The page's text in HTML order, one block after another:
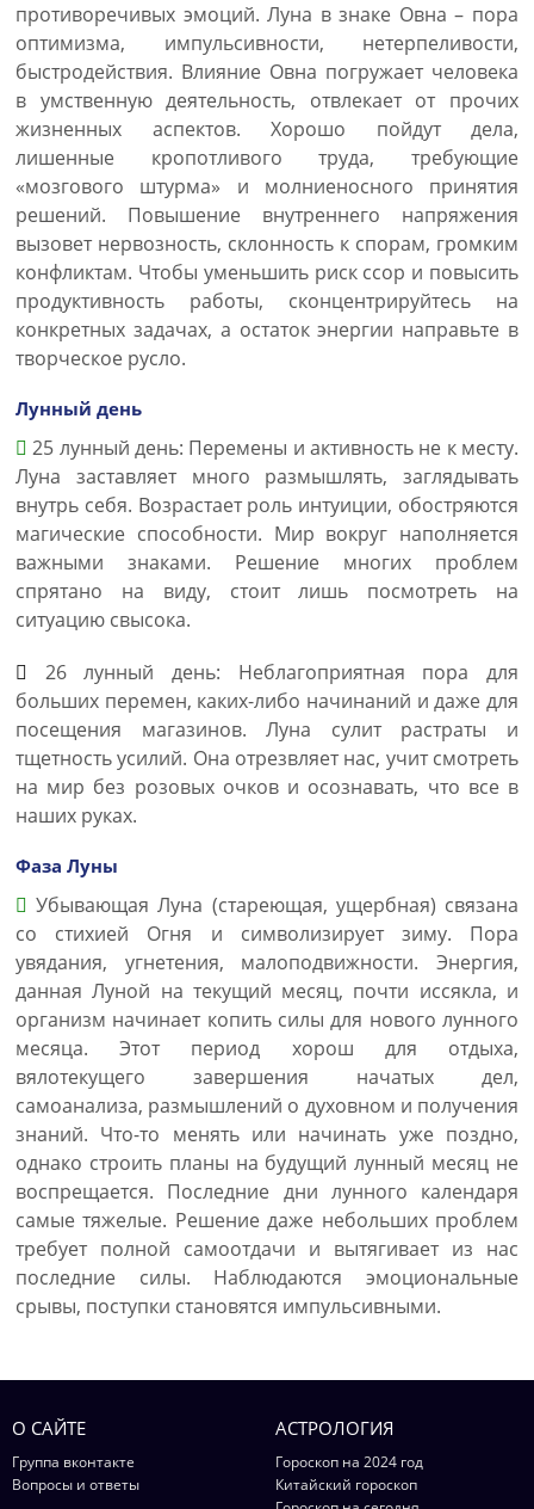
противоречивых эмоций. Луна в знаке Овна – пора
оптимизма, импульсивности, нетерпеливости,
быстродействия. Влияние Овна погружает человека
в умственную деятельность, отвлекает от прочих
жизненных аспектов. Хорошо пойдут дела,
лишенные кропотливого труда, требующие
«мозгового штурма» и молниеносного принятия
решений. Повышение внутреннего напряжения
вызовет нервозность, склонность к спорам, громким
конфликтам. Чтобы уменьшить риск ссор и повысить
продуктивность работы, сконцентрируйтесь на
конкретных задачах, а остаток энергии направьте в
творческое русло.
Лунный день
25 лунный день: Перемены и активность не к месту.
Луна заставляет много размышлять, заглядывать
внутрь себя. Возрастает роль интуиции, обостряются
магические способности. Мир вокруг наполняется
важными знаками. Решение многих проблем
спрятано на виду, стоит лишь посмотреть на
ситуацию свысока.
26 лунный день: Неблагоприятная пора для
больших перемен, каких-либо начинаний и даже для
посещения магазинов. Луна сулит растраты и
тщетность усилий. Она отрезвляет нас, учит смотреть
на мир без розовых очков и осознавать, что все в
наших руках.
Фаза Луны
Убывающая Луна (стареющая, ущербная) связана
со стихией Огня и символизирует зиму. Пора
увядания, угнетения, малоподвижности. Энергия,
данная Луной на текущий месяц, почти иссякла, и
организм начинает копить силы для нового лунного
месяца. Этот период хорош для отдыха,
вялотекущего завершения начатых дел,
самоанализа, размышлений о духовном и получения
знаний. Что-то менять или начинать уже поздно,
однако строить планы на будущий лунный месяц не
воспрещается. Последние дни лунного календаря
самые тяжелые. Решение даже небольших проблем
требует полной самоотдачи и вытягивает из нас
последние силы. Наблюдаются эмоциональные
срывы, поступки становятся импульсивными.
О САЙТЕ
Группа вконтакте
Вопросы и ответы
АСТРОЛОГИЯ
Гороскоп на 2024 год
Китайский гороскоп